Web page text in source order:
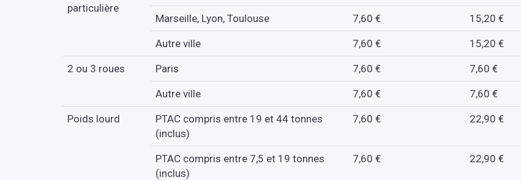
particulière
Marseille, Lyon, Toulouse 7,60 € 15,20 €
Autre ville 7,60 € 15,20 €
2 ou 3 roues Paris 7,60 € 7,60 €
Autre ville 7,60 € 7,60 €
Poids lourd
PTAC compris entre 19 et 44 tonnes
(inclus)
7,60 € 22,90 €
PTAC compris entre 7,5 et 19 tonnes
(inclus)
7,60 € 22,90 €